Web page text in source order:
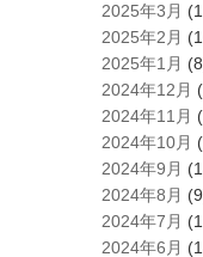
2025年3月
2025年2月
2025年1月
2024年12月
2024年11月
2024年10月
2024年9月
2024年8月
2024年7月
2024年6月